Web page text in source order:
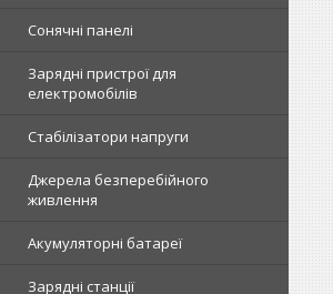
Сонячні панелі
Зарядні пристрої для
електромобілів
Стабілізатори напруги
Джерела безперебійного
живлення
Акумуляторні батареї
Зарядні станції